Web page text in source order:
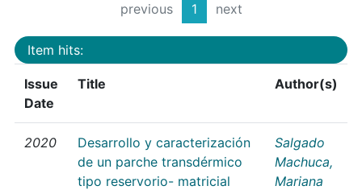
previous 1 next
Item hits:
Issue
Date
Title Author(s)
2020
Desarrollo y caracterización
de un parche transdérmico
tipo reservorio- matricial
Salgado
Machuca,
Mariana